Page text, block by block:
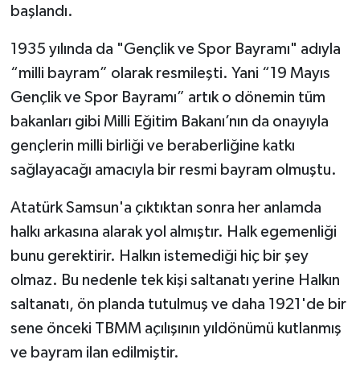
başlandı.
1935 yılında da "Gençlik ve Spor Bayramı" adıyla
“milli bayram” olarak resmileşti. Yani “19 Mayıs
Gençlik ve Spor Bayramı” artık o dönemin tüm
bakanları gibi Milli Eğitim Bakanı’nın da onayıyla
gençlerin milli birliği ve beraberliğine katkı
sağlayacağı amacıyla bir resmi bayram olmuştu.
Atatürk Samsun'a çıktıktan sonra her anlamda
halkı arkasına alarak yol almıştır. Halk egemenliği
bunu gerektirir. Halkın istemediği hiç bir şey
olmaz. Bu nedenle tek kişi saltanatı yerine Halkın
saltanatı, ön planda tutulmuş ve daha 1921'de bir
sene önceki TBMM açılışının yıldönümü kutlanmış
ve bayram ilan edilmiştir.